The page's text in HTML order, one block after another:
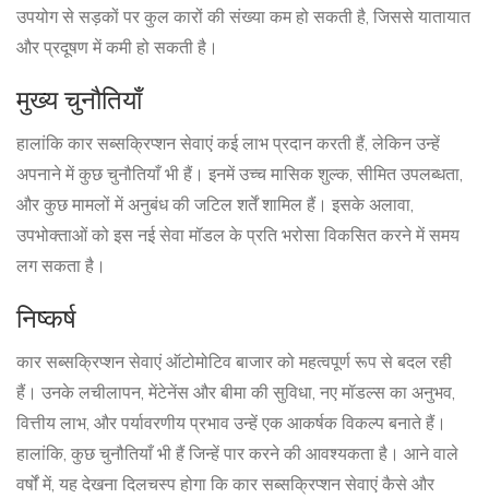
उपयोग से सड़कों पर कुल कारों की संख्या कम हो सकती है, जिससे यातायात
और प्रदूषण में कमी हो सकती है।
मुख्य चुनौतियाँ
हालांकि कार सब्सक्रिप्शन सेवाएं कई लाभ प्रदान करती हैं, लेकिन उन्हें
अपनाने में कुछ चुनौतियाँ भी हैं। इनमें उच्च मासिक शुल्क, सीमित उपलब्धता,
और कुछ मामलों में अनुबंध की जटिल शर्तें शामिल हैं। इसके अलावा,
उपभोक्ताओं को इस नई सेवा मॉडल के प्रति भरोसा विकसित करने में समय
लग सकता है।
निष्कर्ष
कार सब्सक्रिप्शन सेवाएं ऑटोमोटिव बाजार को महत्वपूर्ण रूप से बदल रही
हैं। उनके लचीलापन, मेंटेनेंस और बीमा की सुविधा, नए मॉडल्स का अनुभव,
वित्तीय लाभ, और पर्यावरणीय प्रभाव उन्हें एक आकर्षक विकल्प बनाते हैं।
हालांकि, कुछ चुनौतियाँ भी हैं जिन्हें पार करने की आवश्यकता है। आने वाले
वर्षों में, यह देखना दिलचस्प होगा कि कार सब्सक्रिप्शन सेवाएं कैसे और